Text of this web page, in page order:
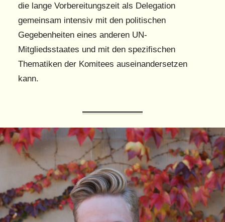
die lange Vorbereitungszeit als Delegation
gemeinsam intensiv mit den politischen
Gegebenheiten eines anderen UN-
Mitgliedsstaates und mit den spezifischen
Thematiken der Komitees auseinandersetzen
kann.